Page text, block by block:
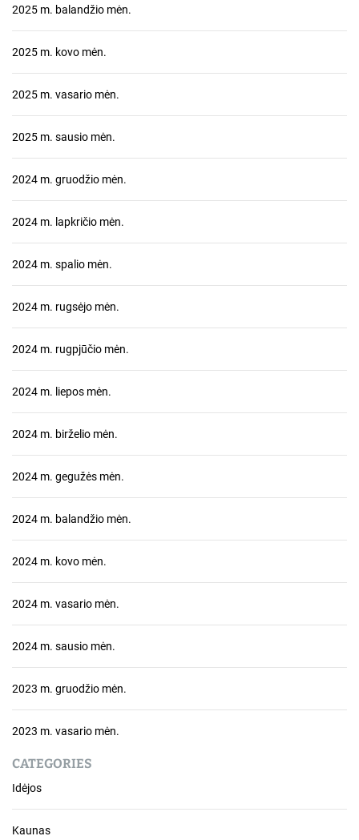
2025 m. balandžio mėn.
2025 m. kovo mėn.
2025 m. vasario mėn.
2025 m. sausio mėn.
2024 m. gruodžio mėn.
2024 m. lapkričio mėn.
2024 m. spalio mėn.
2024 m. rugsėjo mėn.
2024 m. rugpjūčio mėn.
2024 m. liepos mėn.
2024 m. birželio mėn.
2024 m. gegužės mėn.
2024 m. balandžio mėn.
2024 m. kovo mėn.
2024 m. vasario mėn.
2024 m. sausio mėn.
2023 m. gruodžio mėn.
2023 m. vasario mėn.
CATEGORIES
Idėjos
Kaunas